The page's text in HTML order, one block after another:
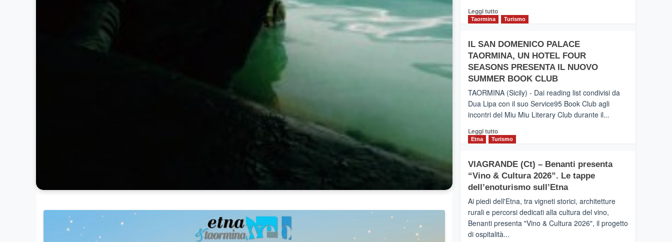
operato
da
Leggi tuttoLeggi
PIEDIMONTE
ETNEO
–
Meta
privilegiata
secondo
i
di
Airbnb.
la
Valle
Alcantara
nei
primi
classifica
siciliana
Taormina Turismo
IL SAN DOMENICO PALACE
TAORMINA, UN HOTEL FOUR
SEASONS PRESENTA IL NUOVO
SUMMER BOOK CLUB
TAORMINA (Sicily) - Dai reading list condivisi da
Dua Lipa con il suo Service95 Book Club agli
incontri del Miu Miu Literary Club durante il...
Leggi tuttoLeggi
di
IL
SAN
DOMENICO
TAORMINA,
UN
HOTEL
FOUR
Etna Turismo
VIAGRANDE (Ct) – Benanti presenta
“Vino & Cultura 2026”. Le tappe
dell’enoturismo sull’Etna
Ai piedi dell'Etna, tra vigneti storici, architetture
rurali e percorsi dedicati alla cultura del vino,
Benanti presenta "Vino & Cultura 2026", il progetto
di ospitalità...